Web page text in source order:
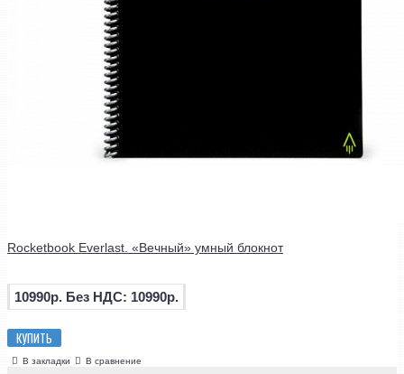
Rocketbook Everlast. «Вечный» умный блокнот
10990р. Без НДС: 10990р.
КУПИТЬ
В закладки В сравнение